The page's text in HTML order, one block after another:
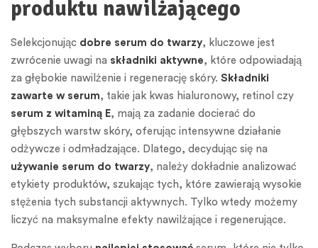
produktu nawilżającego
Selekcjonując dobre serum do twarzy, kluczowe jest
zwrócenie uwagi na składniki aktywne, które odpowiadają
za głębokie nawilżenie i regenerację skóry. Składniki
zawarte w serum, takie jak kwas hialuronowy, retinol czy
serum z witaminą E, mają za zadanie docierać do
głębszych warstw skóry, oferując intensywne działanie
odżywcze i odmładzające. Dlatego, decydując się na
używanie serum do twarzy, należy dokładnie analizować
etykiety produktów, szukając tych, które zawierają wysokie
stężenia tych substancji aktywnych. Tylko wtedy możemy
liczyć na maksymalne efekty nawilżające i regenerujące.